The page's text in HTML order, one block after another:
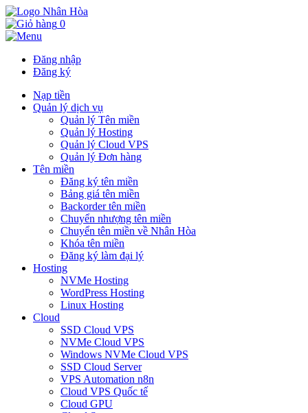
0
Đăng nhập
Đăng ký
Nạp tiền
Quản lý dịch vụ
Quản lý Tên miền
Quản lý Hosting
Quản lý Cloud VPS
Quản lý Đơn hàng
Tên miền
Đăng ký tên miền
Bảng giá tên miền
Backorder tên miền
Chuyển nhượng tên miền
Chuyển tên miền về Nhân Hòa
Khóa tên miền
Đăng ký làm đại lý
Hosting
NVMe Hosting
WordPress Hosting
Linux Hosting
Cloud
SSD Cloud VPS
NVMe Cloud VPS
Windows NVMe Cloud VPS
SSD Cloud Server
VPS Automation n8n
Cloud VPS Quốc tế
Cloud GPU